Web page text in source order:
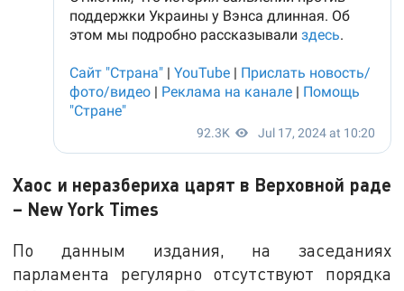
Хаос и неразбериха царят в Верховной раде
– New York Times
По данным издания, на заседаниях
парламента регулярно отсутствуют порядка